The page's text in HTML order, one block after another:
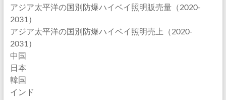
アジア太平洋の国別防爆ハイベイ照明販売量（2020-
2031）
アジア太平洋の国別防爆ハイベイ照明売上（2020-
2031）
中国
日本
韓国
インド